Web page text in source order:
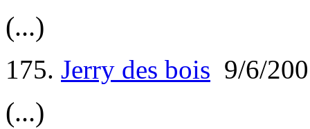
(...)
175. Jerry des bois 9/6/
(...)